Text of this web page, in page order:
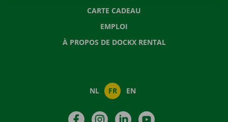
CARTE CADEAU
EMPLOI
À PROPOS DE DOCKX RENTAL
NL FR EN
FacebookInstagramLinkedIn